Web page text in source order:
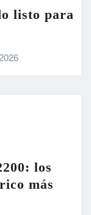
listo para
los
más